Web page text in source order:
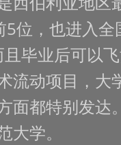
位，也进入全
毕业后可以
流动项目，大
面都特别发达
大学。